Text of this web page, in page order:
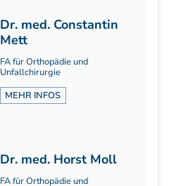
Dr. med. Constantin
Mett
FA für Orthopädie und
Unfallchirurgie
MEHR INFOS
Dr. med. Horst Moll
FA für Orthopädie und